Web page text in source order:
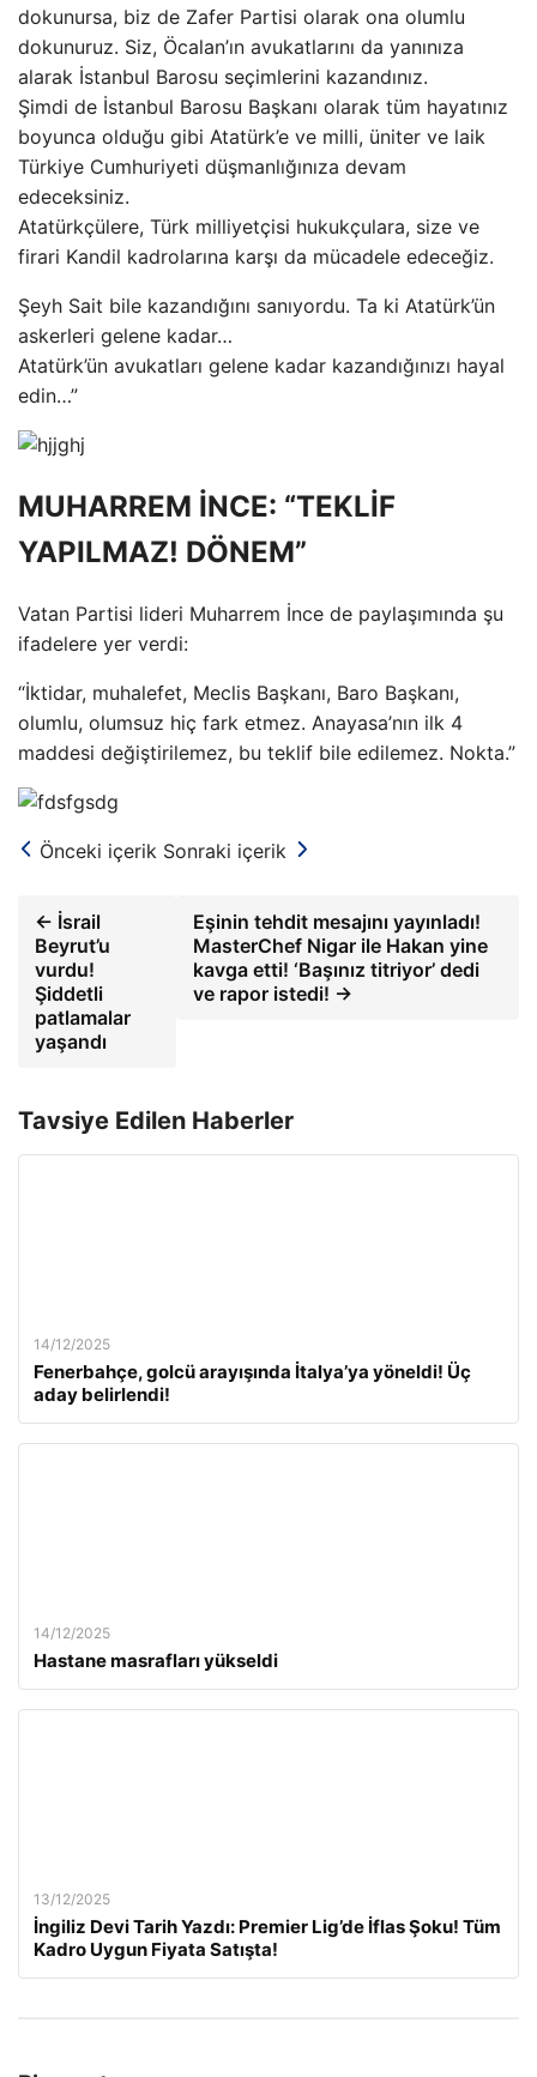
dokunursa, biz de Zafer Partisi olarak ona olumlu
dokunuruz. Siz, Öcalan’ın avukatlarını da yanınıza
alarak İstanbul Barosu seçimlerini kazandınız.
Şimdi de İstanbul Barosu Başkanı olarak tüm hayatınız
boyunca olduğu gibi Atatürk’e ve milli, üniter ve laik
Türkiye Cumhuriyeti düşmanlığınıza devam
edeceksiniz.
Atatürkçülere, Türk milliyetçisi hukukçulara, size ve
firari Kandil kadrolarına karşı da mücadele edeceğiz.
Şeyh Sait bile kazandığını sanıyordu. Ta ki Atatürk’ün
askerleri gelene kadar…
Atatürk’ün avukatları gelene kadar kazandığınızı hayal
edin…”
MUHARREM İNCE: “TEKLİF
YAPILMAZ! DÖNEM”
Vatan Partisi lideri Muharrem İnce de paylaşımında şu
ifadelere yer verdi:
“İktidar, muhalefet, Meclis Başkanı, Baro Başkanı,
olumlu, olumsuz hiç fark etmez. Anayasa’nın ilk 4
maddesi değiştirilemez, bu teklif bile edilemez. Nokta.”
Önceki içerik Sonraki içerik
← İsrail
Beyrut’u
vurdu!
Şiddetli
patlamalar
yaşandı
Eşinin tehdit mesajını yayınladı!
MasterChef Nigar ile Hakan yine
kavga etti! ‘Başınız titriyor’ dedi
ve rapor istedi! →
Tavsiye Edilen Haberler
14/12/2025
Fenerbahçe, golcü arayışında İtalya’ya yöneldi! Üç
aday belirlendi!
14/12/2025
Hastane masrafları yükseldi
13/12/2025
İngiliz Devi Tarih Yazdı: Premier Lig’de İflas Şoku! Tüm
Kadro Uygun Fiyata Satışta!